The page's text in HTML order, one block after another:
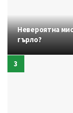
Невероятна
гърло?